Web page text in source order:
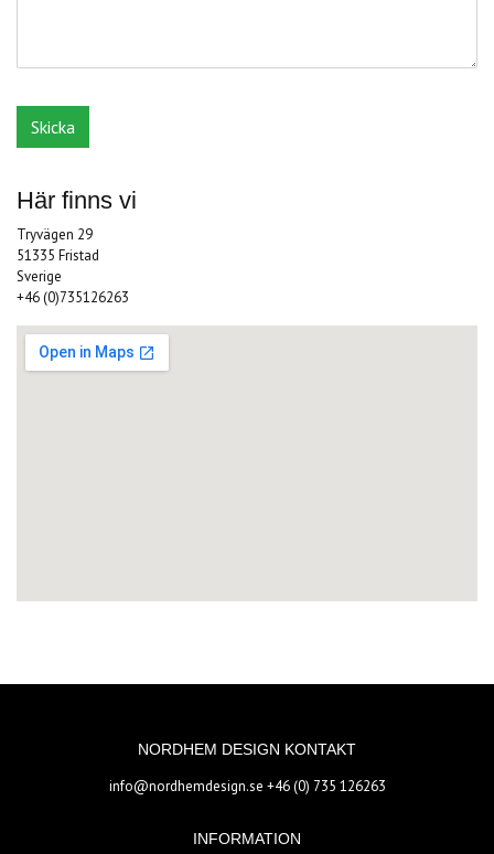
Här finns vi
Tryvägen 29
51335 Fristad
Sverige
+46 (0)735126263
NORDHEM DESIGN KONTAKT
info@nordhemdesign.se +46 (0) 735 126263
INFORMATION